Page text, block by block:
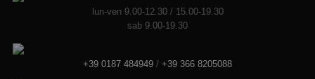
lun-ven 9.00-12.30 / 15.00-19.30
sab 9.00-19.30
+39 0187 484949 / +39 366 8205088